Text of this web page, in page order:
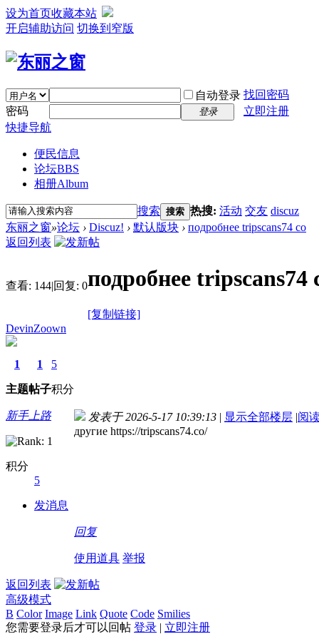
设为首页收藏本站
开启辅助访问 切换到窄版
自动登录 找回密码
密码
登录
立即注册
快捷导航
便民信息
论坛BBS
相册Album
搜索 搜索 热搜: 活动 交友 discuz
东丽之窗»论坛 › Discuz! › 默认版块 › подробнее tripscans74 co
返回列表
查看: 144|回复: 0подробнее tripscans74
[复制链接]
DevinZoown
1
主题
1
帖子
5
积分
新手上路
积分
5
发消息
发表于 2026-5-17 10:39:13 | 显示全部楼层 |阅
другие https://tripscans74.co/
回复
使用道具 举报
返回列表
高级模式
B Color Image Link Quote Code Smilies
您需要登录后才可以回帖 登录 | 立即注册